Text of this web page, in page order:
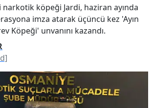
köpeği Jardi, haziran ayında
imza atarak üçüncü kez 'Ayın
Köpeği' unvanını kazandı.